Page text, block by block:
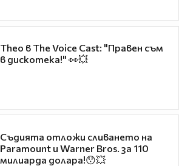
Theo в The Voice Cast: "Правен съм
в дискотека!" 👀💥
Съдията отложи сливането на
Paramount и Warner Bros. за 110
милиарда долара!😯💥